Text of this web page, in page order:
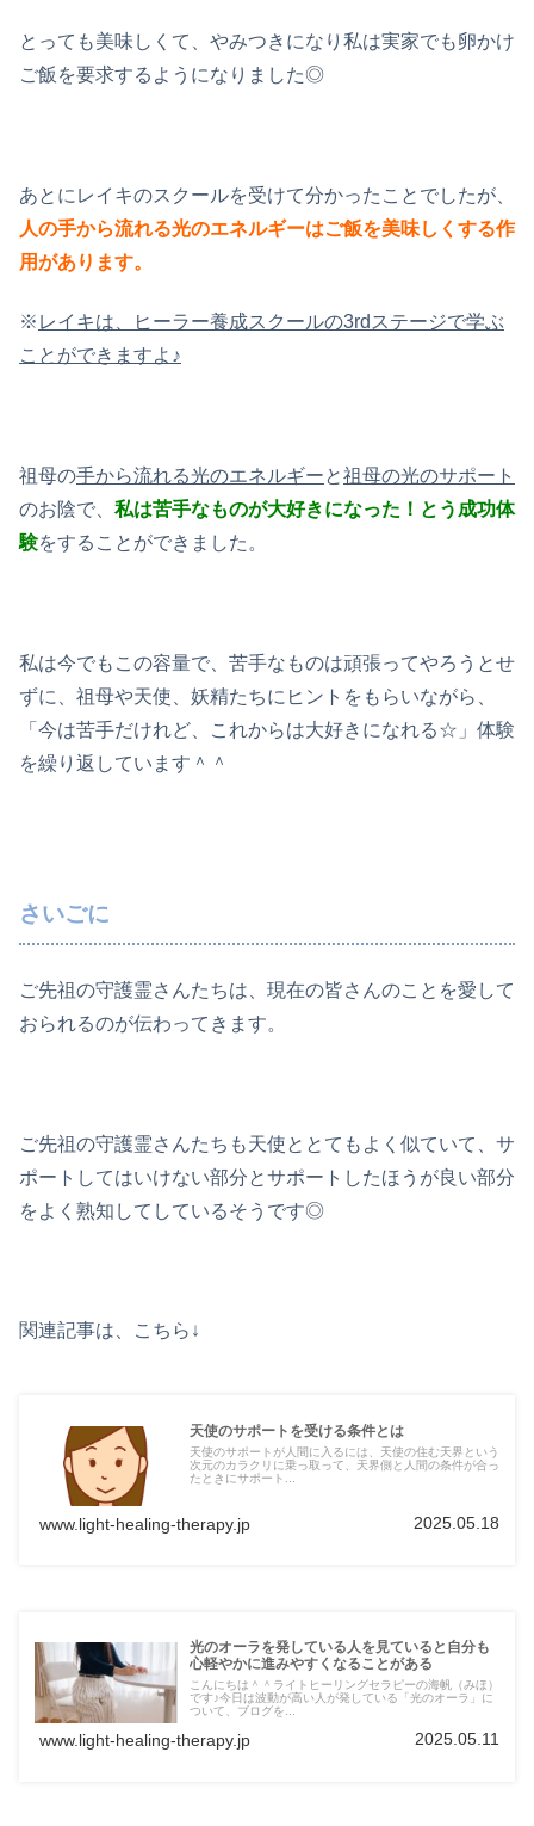
とっても美味しくて、やみつきになり私は実家でも卵かけ
ご飯を要求するようになりました◎
あとにレイキのスクールを受けて分かったことでしたが、
人の手から流れる光のエネルギーはご飯を美味しくする作
用があります。
※ レイキは、ヒーラー養成スクールの3rdステージで学ぶ
ことができますよ♪
祖母の手から流れる光のエネルギーと祖母の光のサポート
のお陰で、 私は苦手なものが大好きになった！とう成功体
験をすることができました。
私は今でもこの容量で、苦手なものは頑張ってやろうとせ
ずに、祖母や天使、妖精たちにヒントをもらいながら、
「今は苦手だけれど、これからは大好きになれる☆」体験
を繰り返しています＾＾
さいごに
ご先祖の守護霊さんたちは、現在の皆さんのことを愛して
おられるのが伝わってきます。
ご先祖の守護霊さんたちも天使ととてもよく似ていて、サ
ポートしてはいけない部分とサポートしたほうが良い部分
をよく熟知してしているそうです◎
関連記事は、こちら↓
天使のサポートを受ける条件とは
天使のサポートが人間に入るには、天使の住む天界という
次元のカラクリに乗っ取って、天界側と人間の条件が合っ
たときにサポート...
www.light-healing-therapy.jp 2025.05.18
光のオーラを発している人を見ていると自分も
心軽やかに進みやすくなることがある
こんにちは＾＾ライトヒーリングセラピーの海帆（みほ）
です♪今日は波動が高い人が発している「光のオーラ」に
ついて、ブログを...
www.light-healing-therapy.jp 2025.05.11